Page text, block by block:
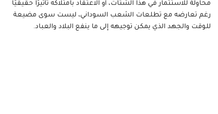
محاولة للاستثمار في هذا الشتات، أو الاعتقاد بامتلاكه تأثيرًا حقيقيًا
رغم تعارضه مع تطلعات الشعب السوداني، ليست سوى مضيعة
للوقت والجهد الذي يمكن توجيهه إلى ما ينفع البلاد والعباد.